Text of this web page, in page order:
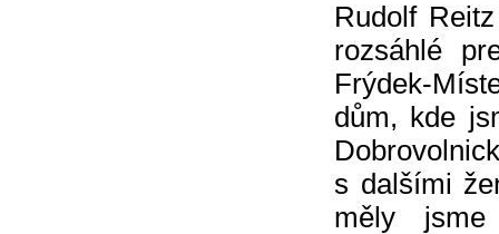
Rudolf
rozsáhlé
Frýdek-
dům, kde
s dalšími
měly